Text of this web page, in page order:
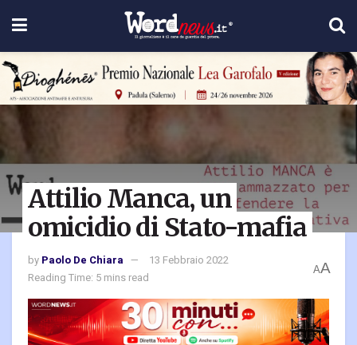
Attilio Manca, un
omicidio di Stato-mafia
by Paolo De Chiara
13 Febbraio 2022
Reading Time: 5 mins read
AA